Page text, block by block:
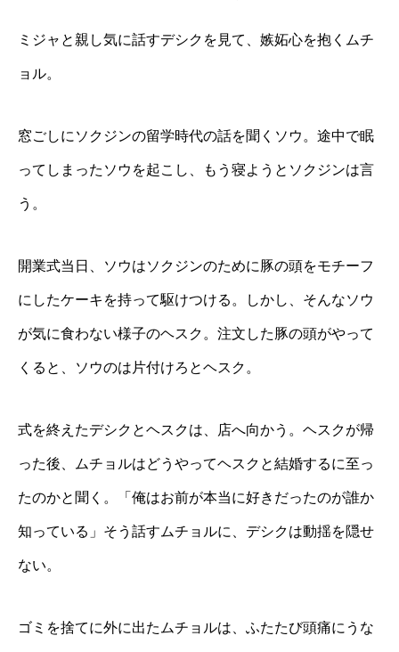
ミジャと親し気に話すデシクを見て、嫉妬心を抱くムチ
ョル。
窓ごしにソクジンの留学時代の話を聞くソウ。途中で眠
ってしまったソウを起こし、もう寝ようとソクジンは言
う。
開業式当日、ソウはソクジンのために豚の頭をモチーフ
にしたケーキを持って駆けつける。しかし、そんなソウ
が気に食わない様子のヘスク。注文した豚の頭がやって
くると、ソウのは片付けろとヘスク。
式を終えたデシクとヘスクは、店へ向かう。ヘスクが帰
った後、ムチョルはどうやってヘスクと結婚するに至っ
たのかと聞く。「俺はお前が本当に好きだったのが誰か
知っている」そう話すムチョルに、デシクは動揺を隠せ
ない。
ゴミを捨てに外に出たムチョルは、ふたたび頭痛にうな